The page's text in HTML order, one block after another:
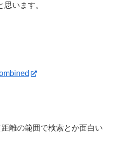
います。
距離の範囲で検索とか面白い